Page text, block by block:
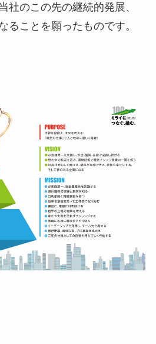
社のこの先の継続的発展、
ることを願ったものです。